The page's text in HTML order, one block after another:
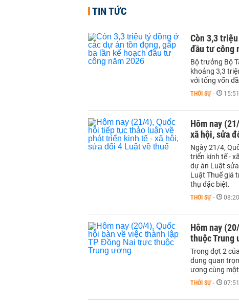
TIN TỨC
Còn 3,3
đầu tư công
Bộ trưởng Bộ
khoảng 3,3
với tổng vốn
THỜI SỰ -
Hôm nay
xã hội, sửa
Ngày 21/4,
triển kinh tế -
dự án Luật
Luật Thuế giá
thụ đặc biệt.
THỜI SỰ -
Hôm nay
thuộc Trung
Trong đợt 2
dung quan
ương cùng
THỜI SỰ -